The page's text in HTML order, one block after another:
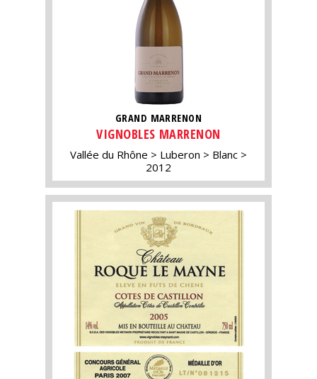
GRAND MARRENON
VIGNOBLES MARRENON
Vallée du Rhône Luberon
Blanc
2012